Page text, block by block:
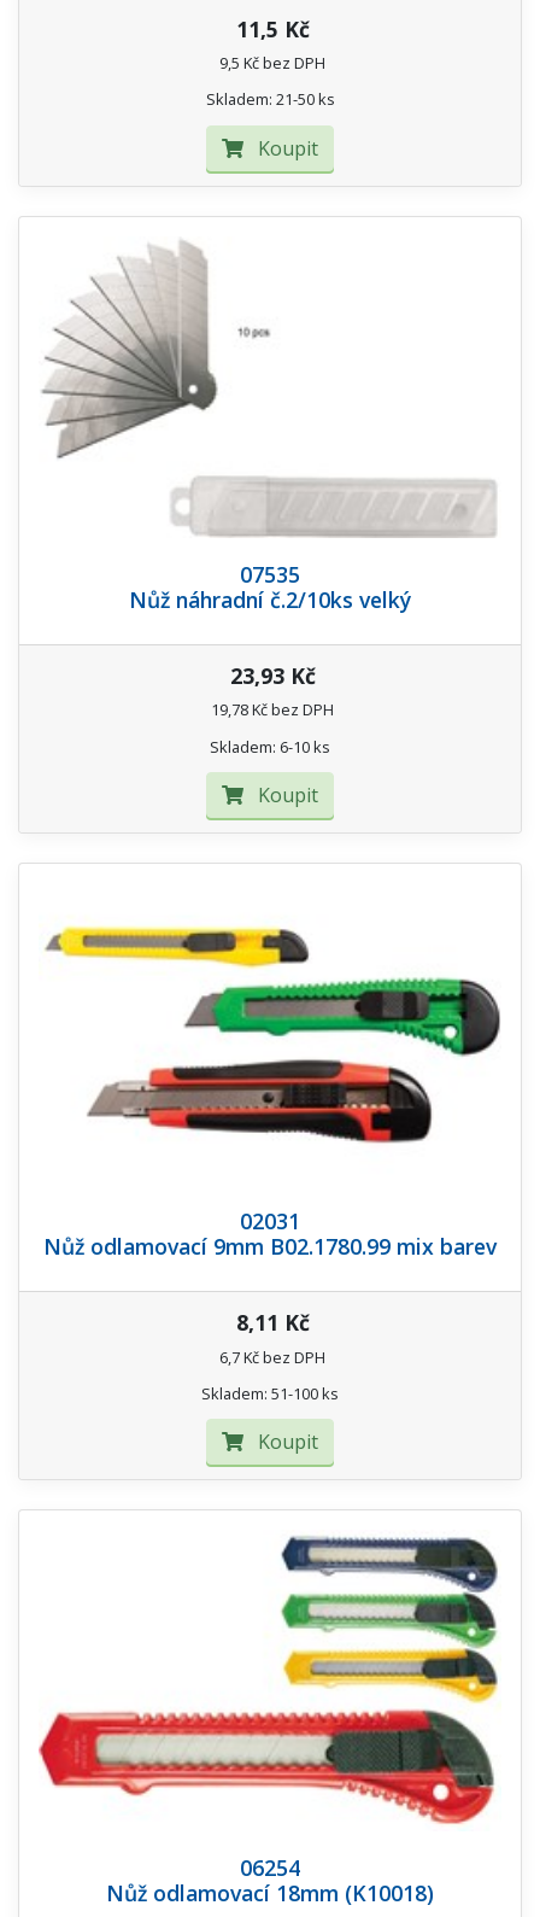
11,5 Kč
9,5 Kč bez DPH
Skladem: 21-50 ks
Koupit
07535
Nůž náhradní č.2/10ks velký
23,93 Kč
19,78 Kč bez DPH
Skladem: 6-10 ks
Koupit
02031
Nůž odlamovací 9mm B02.1780.99 mix barev
8,11 Kč
6,7 Kč bez DPH
Skladem: 51-100 ks
Koupit
06254
Nůž odlamovací 18mm (K10018)